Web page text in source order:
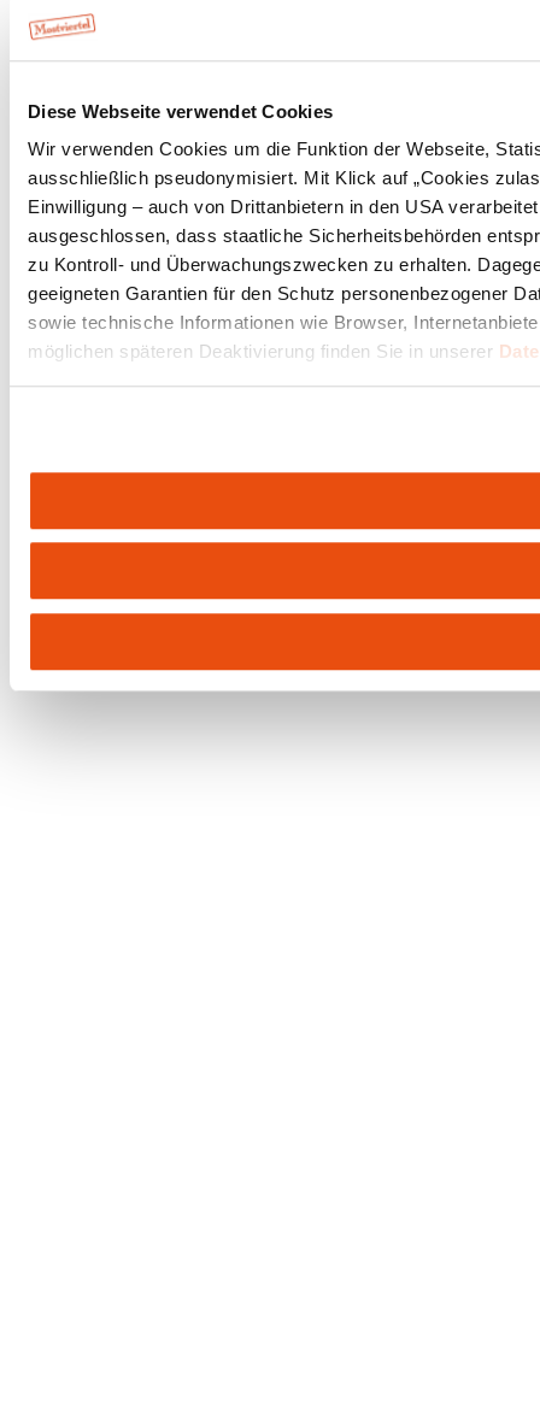
Diese Webseite verwendet Cookies
Wir verwenden Cookies um die Funktion der Webseite,
ausschließlich pseudonymisiert. Mit Klick auf „Cookies
Einwilligung – auch von Drittanbietern in den USA
ausgeschlossen, dass staatliche Sicherheitsbehörden
zu Kontroll- und Überwachungszwecken zu erhalten.
geeigneten Garantien für den Schutz personenbezogener
sowie technische Informationen wie Browser,
möglichen späteren Deaktivierung finden Sie in unserer